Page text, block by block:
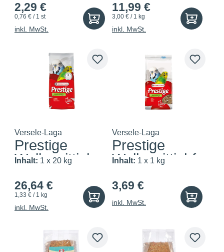
2,29 €
0,76 € / 1 st
inkl. MwSt.
11,99 €
3,00 € / 1 kg
inkl. MwSt.
Versele-Laga
Prestige
Wellensittiche
Inhalt: 1 x 20 kg
26,64 €
1,33 € / 1 kg
inkl. MwSt.
Versele-Laga
Prestige
Wellensittichfu
Inhalt: 1 x 1 kg
3,69 €
inkl. MwSt.